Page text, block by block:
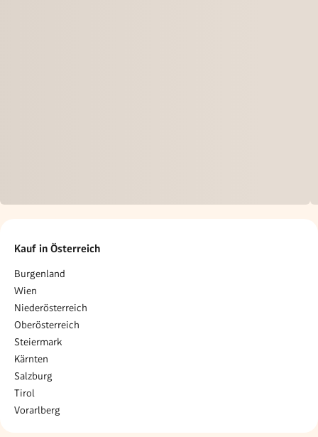
Kauf in Österreich
Burgenland
Wien
Niederösterreich
Oberösterreich
Steiermark
Kärnten
Salzburg
Tirol
Vorarlberg